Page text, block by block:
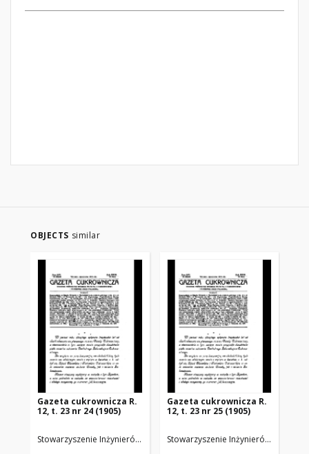
OBJECTS similar
Gazeta cukrownicza R.
12, t. 23 nr 24 (1905)
Stowarzyszenie Inżynierów i Techników Przemysłu Rolnego i
Gazeta cukrownicza R.
12, t. 23 nr 25 (1905)
Stowarzyszenie Inżynierów i